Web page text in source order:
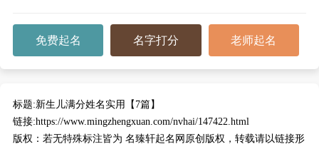
免费起名 名字打分 老师起名
标题:新生儿满分姓名实用【7篇】
链接:https://www.mingzhengxuan.com/nvhai/147422.html
版权： 若无特殊标注皆为 名臻轩起名网原创版权，转载请以链接形